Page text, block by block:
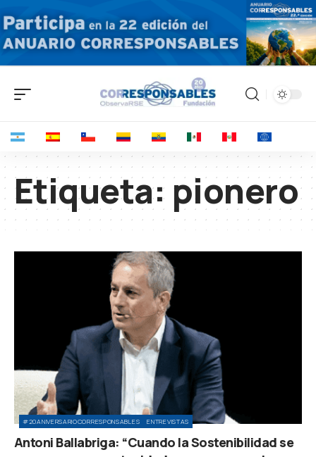
Etiqueta: pionero
#20ANIVERSARIOCORRESPONSABLES ENTREVISTAS
Antoni Ballabriga: “Cuando la Sostenibilidad se